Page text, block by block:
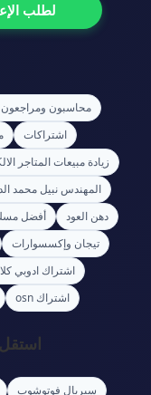
لطلب
محاسبون ومراجعون
اشتراكات
زيادة مبيعات المتاجر
المهندس نبيل محمد
دهن العود
أفضل
تيجان وإكسسوارات
اشتراك ادوبي
اشتراك osn
سيريال فوتوشوب